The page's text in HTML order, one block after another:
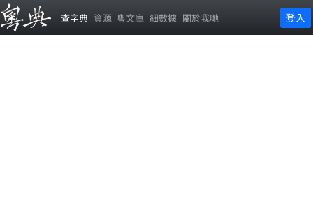
查字典 資源 粵文庫 細數據 關於我哋 登入